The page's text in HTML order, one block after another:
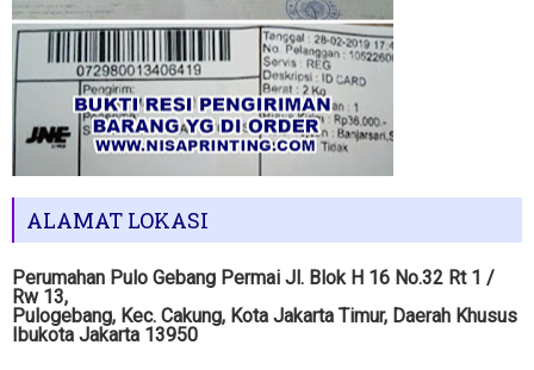
ALAMAT LOKASI
Perumahan Pulo Gebang Permai Jl. Blok H 16 No.32 Rt 1 /
Rw 13,
Pulogebang, Kec. Cakung, Kota Jakarta Timur, Daerah Khusus
Ibukota Jakarta 13950